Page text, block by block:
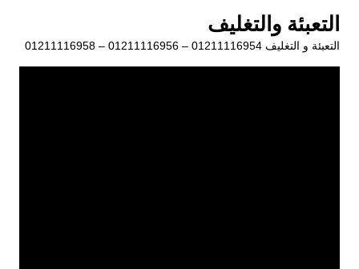
المحتوى
التعبئة والتغليف
التعبئة و التغليف 01211116954 – 01211116956 – 01211116958